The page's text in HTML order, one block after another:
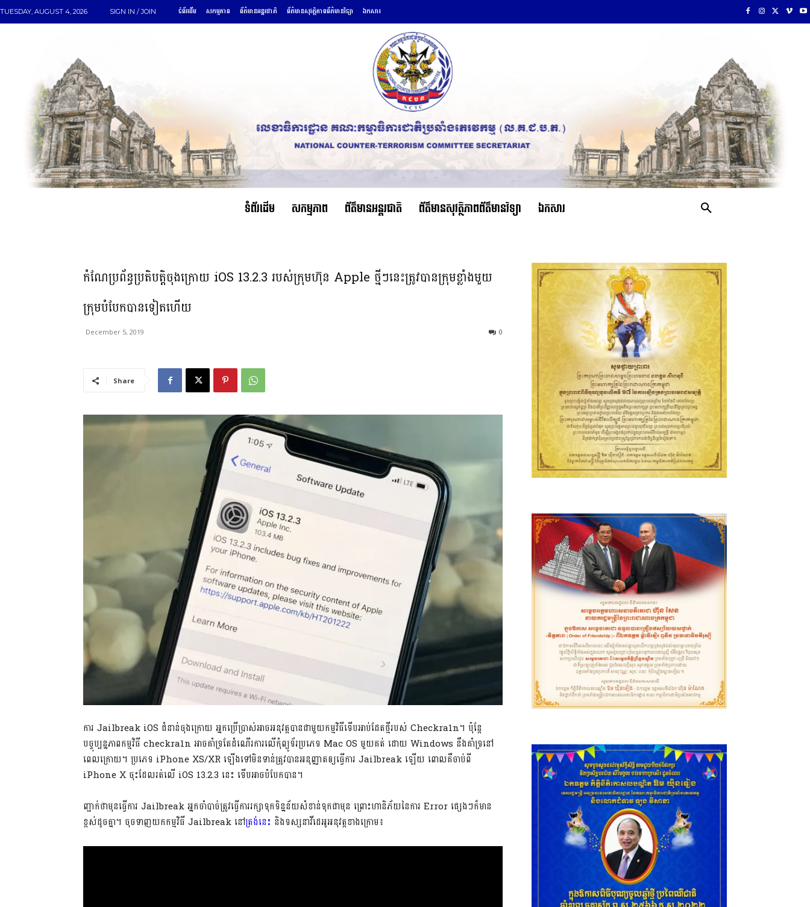
TUESDAY, AUGUST 4, 2026 SIGN IN / JOIN ទំព័រដើម សកម្មភាព ព័ត៌មានអន្តរជាតិ ព័ត៌មានសុវត្ថិភាពព័ត៌មានវិទ្យា ឯកសារ
ទំព័រដើម សកម្មភាព ព័ត៌មានអន្តរជាតិ ព័ត៌មានសុវត្ថិភាពព័ត៌មានវិទ្យា ឯកសារ
កំណែ​ប្រព័ន្ធ​ប្រតិបត្តិ​ចុងក្រោយ iOS 13.2.3 របស់​ក្រុមហ៊ុន Apple ថ្មីៗ​នេះ​ត្រូវ​បាន​ក្រុម​ខ្លាំង​មួយ​
ក្រុម​បំបែក​បាន​ទៀត​ហើយ
December 5, 2019 0
Share
ការ Jailbreak iOS ជំនាន់​ចុង​ក្រោយ អ្នក​ប្រើប្រាស់​អាច​អនុវត្ត​បាន​ជាមួយ​កម្មវិធី​ទើប​អាប់ដែត​ថ្មី​របស់ Checkra1n។ ប៉ុន្តែ​
បច្ចុប្បន្នភាព​កម្មវិធី​ checkra1n អាច​គាំទ្រ​តែ​ដំណើរការ​លើ​កុំព្យូទ័រ​ប្រភេទ Mac OS មួយ​គត់ ដោយ Windows នឹង​គាំទ្រ​នៅ​
ពេល​ក្រោយ។ ប្រភេទ iPhone XS/XR ឡើង​ទៅ​មិន​ទាន់​ត្រូវ​បាន​អនុញ្ញាត​ឲ្យ​ធ្វើ​ការ Jailbreak ឡើយ ពោល​គឺ​ចាប់​ពី
iPhone X ចុះ​ដែល​រត់​លើ iOS 13.2.3 នេះ ទើប​អាច​បំបែក​បាន។
ញ្ជាក់​ថា​មុន​ធ្វើ​ការ Jailbreak អ្នក​ចាំ​បាច់​ត្រូវ​ធ្វើ​ការ​រក្សា​ទុក​ទិន្នន័យ​សំខាន់​ទុក​ជា​មុន ព្រោះ​ហានិភ័យ​នៃ​ការ​ Error ផ្សេងៗ​ក៏​មាន​
ខ្ពស់​ដូច​គ្នា។ ចុច​ទាញ​យក​កម្មវិធី Jailbreak នៅ​ត្រង់​នេះ និង​ទស្សនា​វីដេអូ​អនុវត្ត​ខាង​ក្រោម៖